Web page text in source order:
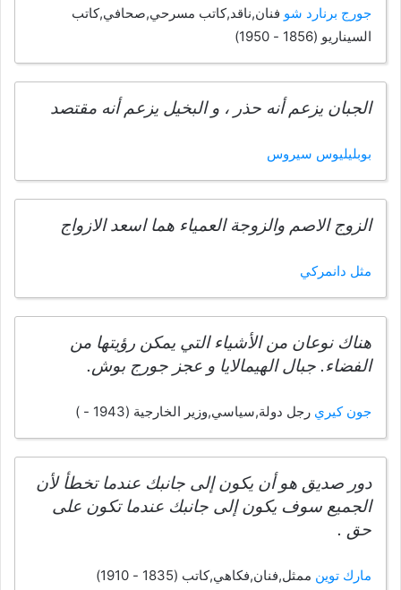
جورج برنارد شو فنان,ناقد,كاتب مسرحي,صحافي,كاتب
السيناريو (1856 - 1950)
الجبان يزعم أنه حذر ، و البخيل يزعم أنه مقتصد
بوبليليوس سيروس
الزوج الاصم والزوجة العمياء هما اسعد الازواج
مثل دانمركي
هناك نوعان من الأشياء التي يمكن رؤيتها من
الفضاء. جبال الهيمالايا و عجز جورج بوش.
جون كيري رجل دولة,سياسي,وزير الخارجية (1943 - )
دور صديق هو أن يكون إلى جانبك عندما تخطأ لأن
الجميع سوف يكون إلى جانبك عندما تكون على
حق .
مارك توين ممثل,فنان,فكاهي,كاتب (1835 - 1910)